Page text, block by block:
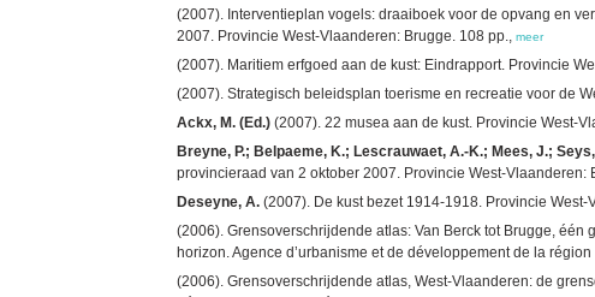
(2007). Interventieplan vogels: draaiboek voor de opvang en
2007. Provincie West-Vlaanderen: Brugge. 108 pp., meer
(2007). Maritiem erfgoed aan de kust: Eindrapport. Provincie
(2007). Strategisch beleidsplan toerisme en recreatie voor de
Ackx, M. (Ed.) (2007). 22 musea aan de kust. Provincie West-
Breyne, P.; Belpaeme, K.; Lescrauwaet, A.-K.; Mees, J.;
provincieraad van 2 oktober 2007. Provincie West-Vlaanderen:
Deseyne, A. (2007). De kust bezet 1914-1918. Provincie
(2006). Grensoverschrijdende atlas: Van Berck tot Brugge,
horizon. Agence d’urbanisme et de développement de la
(2006). Grensoverschrijdende atlas, West-Vlaanderen: de